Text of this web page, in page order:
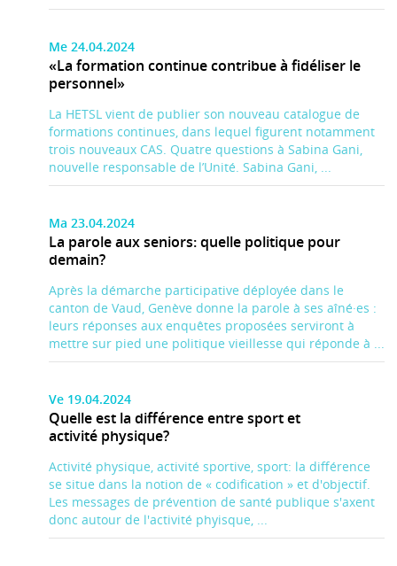
Me 24.04.2024
«La formation continue contribue à fidéliser le
personnel»
La HETSL vient de publier son nouveau catalogue de
formations continues, dans lequel figurent notamment
trois nouveaux CAS. Quatre questions à Sabina Gani,
nouvelle responsable de l’Unité. Sabina Gani, ...
Ma 23.04.2024
La parole aux seniors: quelle politique pour
demain?
Après la démarche participative déployée dans le
canton de Vaud, Genève donne la parole à ses aîné·es :
leurs réponses aux enquêtes proposées serviront à
mettre sur pied une politique vieillesse qui réponde à ...
Ve 19.04.2024
Quelle est la différence entre sport et
activité physique?
Activité physique, activité sportive, sport: la différence
se situe dans la notion de « codification » et d'objectif.
Les messages de prévention de santé publique s'axent
donc autour de l'activité phyisque, ...